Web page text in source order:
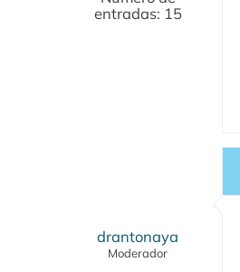
entradas: 15
drantonaya
Moderador